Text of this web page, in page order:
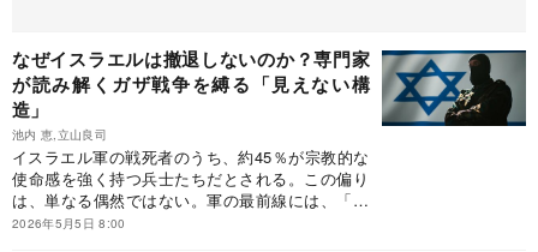
なぜイスラエルは撤退しないのか？専門家
が読み解くガザ戦争を縛る「見えない構
造」
池内 恵,立山良司
イスラエル軍の戦死者のうち、約45％が宗教的な
使命感を強く持つ兵士たちだとされる。この偏り
は、単なる偶然ではない。軍の最前線には、「約
束の地」を取り戻すことを自らの役割と考える
2026年5月5日 8:00